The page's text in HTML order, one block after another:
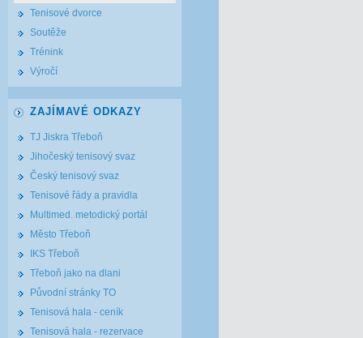
Tenisové dvorce
Soutěže
Trénink
Výročí
ZAJÍMAVÉ ODKAZY
TJ Jiskra Třeboň
Jihočeský tenisový svaz
Český tenisový svaz
Tenisové řády a pravidla
Multimed. metodický portál
Město Třeboň
IKS Třeboň
Třeboň jako na dlani
Původní stránky TO
Tenisová hala - ceník
Tenisová hala - rezervace